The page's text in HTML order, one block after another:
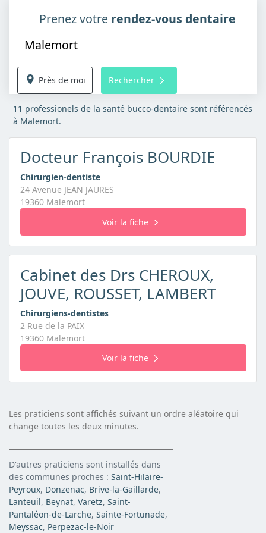
Prenez votre rendez-vous dentaire
Près de moi Rechercher
11 professionels de la santé bucco-dentaire sont référencés
à Malemort.
Docteur François BOURDIE
Chirurgien-dentiste
24 Avenue JEAN JAURES
19360 Malemort
Voir la fiche
Cabinet des Drs CHEROUX,
JOUVE, ROUSSET, LAMBERT
Chirurgiens-dentistes
2 Rue de la PAIX
19360 Malemort
Voir la fiche
Les praticiens sont affichés suivant un ordre aléatoire qui
change toutes les deux minutes.
D'autres praticiens sont installés dans
des communes proches : Saint-Hilaire-
Peyroux, Donzenac, Brive-la-Gaillarde,
Lanteuil, Beynat, Varetz, Saint-
Pantaléon-de-Larche, Sainte-Fortunade,
Meyssac, Perpezac-le-Noir